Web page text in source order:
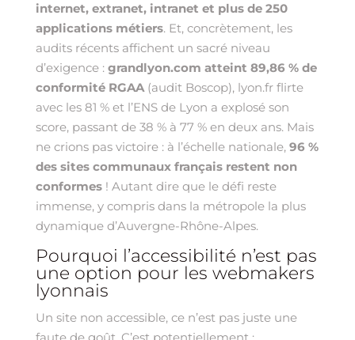
internet, extranet, intranet et plus de 250
applications métiers. Et, concrètement, les
audits récents affichent un sacré niveau
d’exigence : grandlyon.com atteint 89,86 % de
conformité RGAA(audit Boscop), lyon.fr flirte
avec les 81 % et l’ENS de Lyon a explosé son
score, passant de 38 % à 77 % en deux ans. Mais
ne crions pas victoire : à l’échelle nationale, 96 %
des sites communaux français restent non
conformes! Autant dire que le défi reste
immense, y compris dans la métropole la plus
dynamique d’Auvergne-Rhône-Alpes.
Pourquoi l’accessibilité n’est pas
une option pour les webmakers
lyonnais
Un site non accessible, ce n’est pas juste une